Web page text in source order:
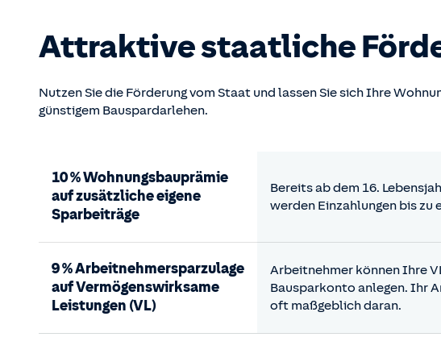
Attraktive staatliche
Nutzen Sie die Förderung vom Staat und lassen Sie sich Ihre
günstigem Bauspardarlehen.
10 % Wohnungsbauprämie
auf zusätzliche eigene
Sparbeiträge
Bereits ab dem 16.
werden Einzahlungen bis zu
9 % Arbeitnehmersparzulage
auf Vermögenswirksame
Leistungen (VL)
Arbeitnehmer könnenIhre
Bausparkonto anlegen. Ihr
oft maßgeblich daran.